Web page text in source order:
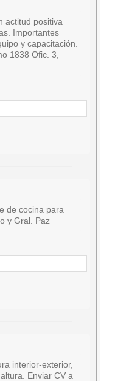
actitud positiva
Importantes
y capacitación.
1838 Ofic. 3,
de cocina para
y Gral. Paz
interior-exterior,
Enviar CV a